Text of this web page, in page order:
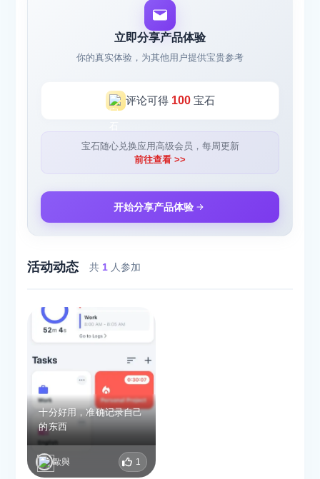
立即分享产品体验
你的真实体验，为其他用户提供宝贵参考
评论可得 100宝石
宝石随心兑换应用高级会员，每周更新
前往查看 >>
开始分享产品体验
活动动态 共 1 人参加
十分好用，准确记录自己
的东西
歐與 1